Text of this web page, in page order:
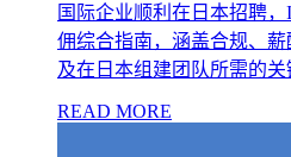
国际企业顺利在日本招聘
佣综合指南，涵盖合规、
及在日本组建团队所需的关
READ MORE